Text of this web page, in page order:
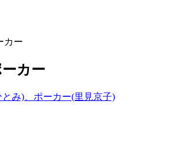
カー
カー
み)、ポーカー(里見京子)